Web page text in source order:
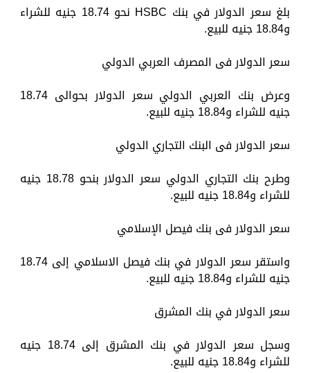
بلغ سعر الدولار في بنك HSBC نحو 18.74 جنيه للشراء
و18.84 جنيه للبيع.
سعر الدولار فى المصرف العربي الدولي
وعرض بنك العربي الدولي سعر الدولار بحوالى 18.74
جنيه للشراء و18.84 جنيه للبيع.
سعر الدولار فى البنك التجاري الدولي
وطرح بنك التجاري الدولي سعر الدولار بنحو 18.78 جنيه
للشراء و18.84 جنيه للبيع.
سعر الدولار فى بنك فيصل الإسلامي
واستقر سعر الدولار في بنك فيصل الاسلامي إلى 18.74
جنيه للشراء و18.84 جنيه للبيع.
سعر الدولار في بنك المشرق
وسجل سعر الدولار في بنك المشرق إلى 18.74 جنيه
للشراء و18.84 جنيه للبيع.